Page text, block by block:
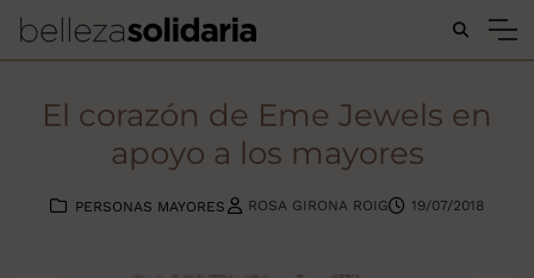
Buscar...
El corazón de Eme Jewels en
apoyo a los mayores
PERSONAS MAYORES ROSA GIRONA ROIG 19/07/2018